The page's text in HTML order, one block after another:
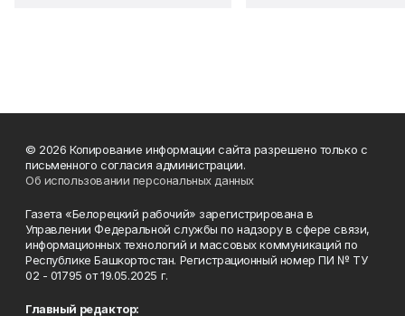
© 2026 Копирование информации сайта разрешено только с
письменного согласия администрации.
Об использовании персональных данных
Газета «Белорецкий рабочий» зарегистрирована в
Управлении Федеральной службы по надзору в сфере связи,
информационных технологий и массовых коммуникаций по
Республике Башкортостан. Регистрационный номер ПИ № ТУ
02 - 01795 от 19.05.2025 г.
Главный редактор: